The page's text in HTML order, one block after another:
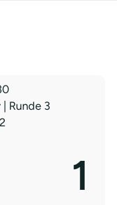
| Runde 3
1